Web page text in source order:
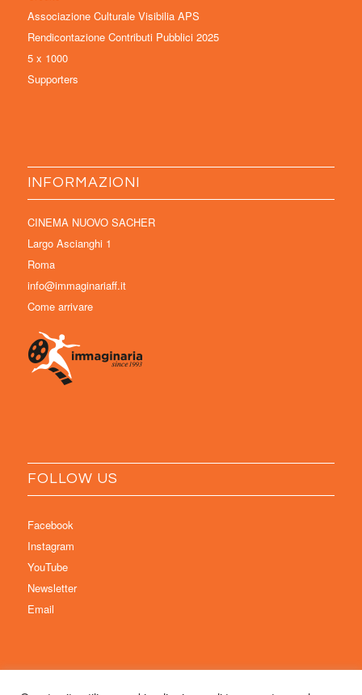
Associazione Culturale Visibilia APS
Rendicontazione Contributi Pubblici 2025
5 x 1000
Supporters
INFORMAZIONI
CINEMA NUOVO SACHER
Largo Ascianghi 1
Roma
info@immaginariaff.it
Come arrivare
FOLLOW US
Facebook
Instagram
YouTube
Newsletter
Email